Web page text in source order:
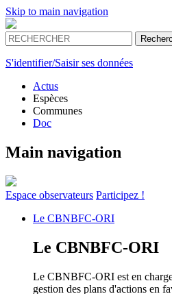
Skip to main navigation
S'identifier/Saisir ses données
Actus
Espèces
Communes
Doc
Main navigation
Espace observateurs Participez !
Le CBNBFC-ORI
Le CBNBFC-ORI
Le CBNBFC-ORI est en
gestion des plans d'actions en